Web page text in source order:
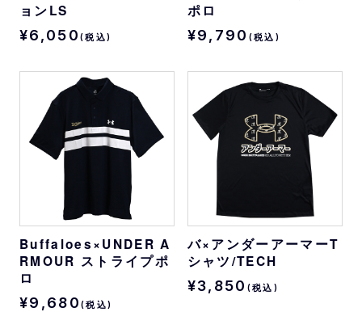
ョンLS
¥6,050 (税込)
ポロ
¥9,790 (税込)
Buffaloes×UNDER A
RMOUR ストライプポ
ロ
¥9,680 (税込)
バ×アンダーアーマーT
シャツ/TECH
¥3,850 (税込)